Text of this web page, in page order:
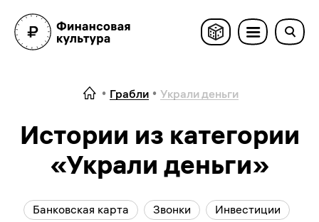
Грабли Украли деньги
Истории из категории
«Украли деньги»
Банковская карта Звонки
Инвестиции